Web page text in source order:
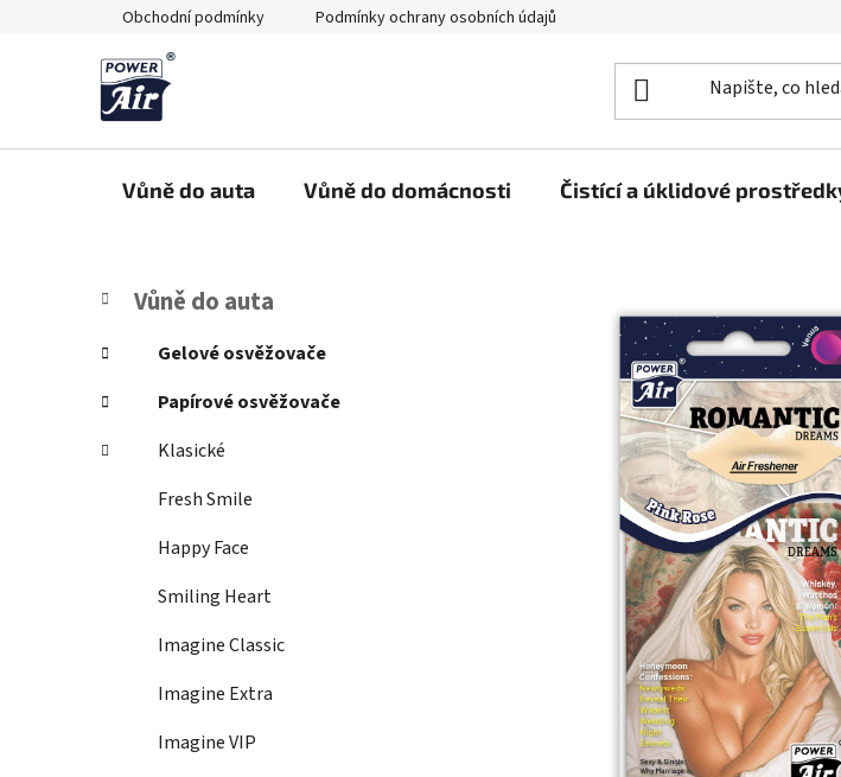
Obchodní podmínky Podmínky ochrany osobních údajů
Vůně do auta Vůně do domácnosti Čistící a úklidové
P
s
r
a
Přeskočit
kategorie
K
a
e
g
o
r
Vůně do auta
Gelové osvěžovače
Papírové osvěžovače
Klasické
Fresh Smile
Happy Face
Smiling Heart
Imagine Classic
Imagine Extra
Imagine VIP